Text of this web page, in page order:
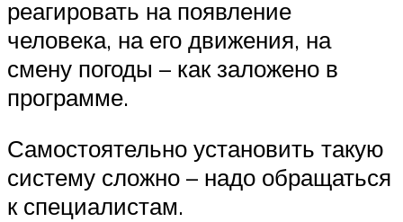
реагировать на появление
человека, на его движения, на
смену погоды – как заложено в
программе.
Самостоятельно установить такую
систему сложно – надо обращаться
к специалистам.